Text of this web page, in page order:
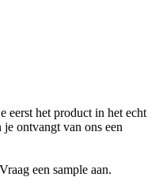
eerst het product in het echt
ontvangt van ons een
een sample aan.